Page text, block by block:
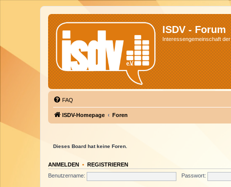
ISDV - Forum
Interessengemeinschaft
FAQ
ISDV-Homepage Foren
Dieses Board hat keine Foren.
ANMELDEN • REGISTRIEREN
Benutzername:
Passwort: